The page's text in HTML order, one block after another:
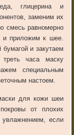
глицерина и
заменим их
смесь равномерно
и приложим к шее.
и закутаем
часа маску
специальным
настоем.
для кожи шеи
от плохих
увлажнением, если